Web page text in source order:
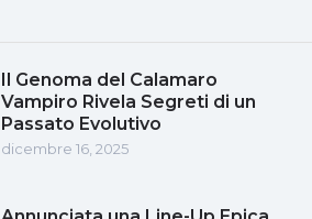
Il Genoma del Calamaro
Vampiro Rivela Segreti di un
Passato Evolutivo
dicembre 16, 2025